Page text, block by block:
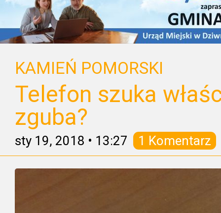
KAMIEŃ POMORSKI
Telefon szuka
zguba?
sty 19, 2018 • 13:27 1 Komentarz